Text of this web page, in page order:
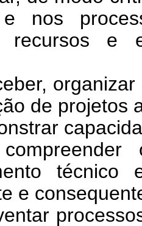
nos
recursos e
organizar
de projetos
o
técnico
e